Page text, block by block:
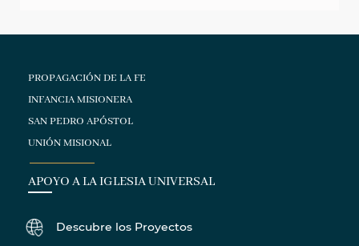
PROPAGACIÓN DE LA FE
INFANCIA MISIONERA
SAN PEDRO APÓSTOL
UNIÓN MISIONAL
APOYO A LA IGLESIA UNIVERSAL
Descubre los Proyectos